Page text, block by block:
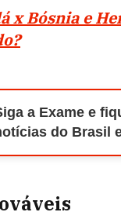
x Bósnia e
a Exame e
do Brasil